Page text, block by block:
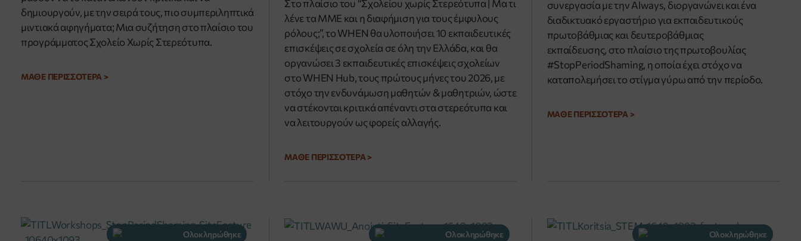
δημιουργούν, με την σειρά τους, πιο συμπεριληπτικά
μιντιακά αφηγήματα; Μια συζήτηση στο πλαίσιο του
προγράμματος Σχολείο Χωρίς Στερεότυπα.
ΜΑΘΕ ΠΕΡΙΣΣΟΤΕΡΑ >
Στο πλαίσιο του “Σχολείου χωρίς Στερεότυπα | Μα τι
λένε τα ΜΜΕ και η διαφήμιση για τους έμφυλους
ρόλους;”, το WHEN θα υλοποιήσει 10 εκπαιδευτικές
επισκέψεις σε σχολεία σε όλη την Ελλάδα, και θα
οργανώσει 3 εκπαιδευτικές επισκέψεις σχολείων
στο WHEN Hub, τους πρώτους μήνες του 2026, με
στόχο την ενδυνάμωση μαθητών & μαθητριών, ώστε
να στέκονται κριτικά απέναντι στα στερεότυπα και
να λειτουργούν ως φορείς αλλαγής.
ΜΑΘΕ ΠΕΡΙΣΣΟΤΕΡΑ >
συνεργασία με την Always, διοργανώνει και ένα
διαδικτυακό εργαστήριο για εκπαιδευτικούς
πρωτοβάθμιας και δευτεροβάθμιας
εκπαίδευσης, στο πλαίσιο της πρωτοβουλίας
#StopPeriodShaming, η οποία έχει στόχο να
καταπολεμήσει το στίγμα γύρω από την περίοδο.
ΜΑΘΕ ΠΕΡΙΣΣΟΤΕΡΑ >
Ολοκληρώθηκε Ολοκληρώθηκε Ολοκληρώθηκε